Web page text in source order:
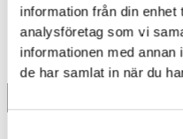
information från din
analysföretag som vi
informationen med
de har samlat in när du